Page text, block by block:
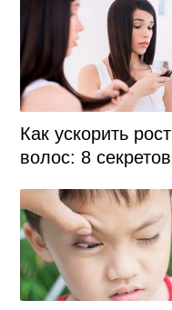
Как ускорить рост
волос: 8 секретов